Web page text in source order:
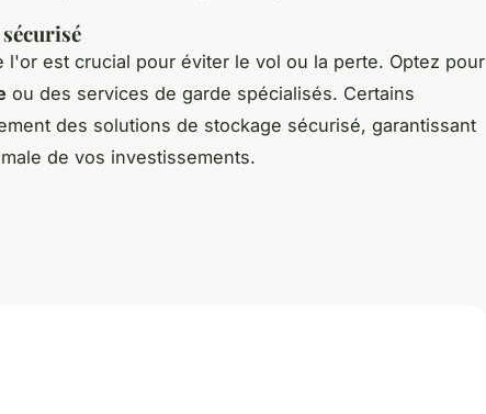
l'or est crucial pour éviter le vol ou la perte. Optez pour
ou des services de garde spécialisés. Certains
des solutions de stockage sécurisé, garantissant
de vos investissements.